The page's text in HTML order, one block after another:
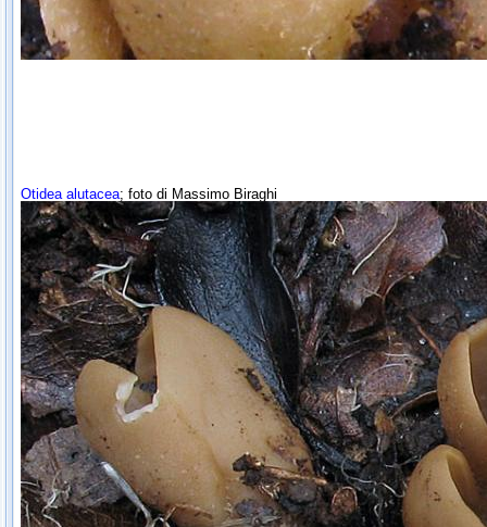
Otidea alutacea; foto di Massimo Biraghi